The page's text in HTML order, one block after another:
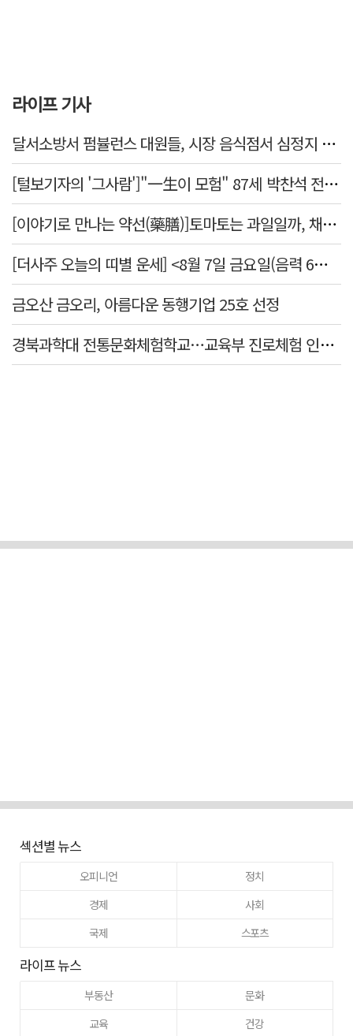
라이프 기사
달서소방서 펌뷸런스 대원들, 시장 음식점서 심정지 환자 생명 살려
[털보기자의 '그사람']"一生이 모험" 87세 박찬석 전 경북대 총장
[이야기로 만나는 약선(藥膳)]토마토는 과일일까, 채소일까
[더사주 오늘의 띠별 운세] <8월 7일 금요일(음력 6월25일)>
금오산 금오리, 아름다운 동행기업 25호 선정
경북과학대 전통문화체험학교…교육부 진로체험 인증기관 선정
섹션별 뉴스
오피니언
정치
경제
사회
국제
스포츠
라이프 뉴스
부동산
문화
교육
건강